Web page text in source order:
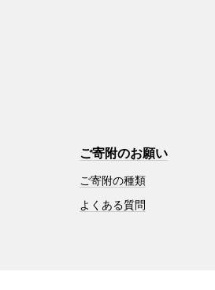
ご寄附のお願い
ご寄附の種類
よくある質問